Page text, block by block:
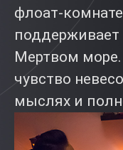
флоат-
поддерживает
Мертвом
чувство
мыслях и